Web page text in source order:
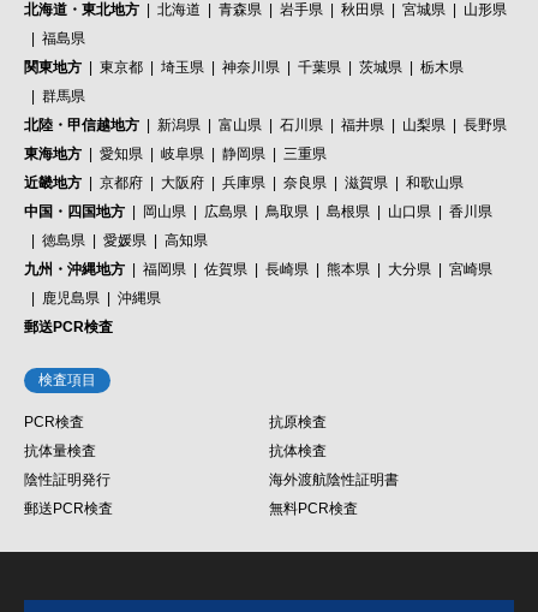
北海道・東北地方 北海道 青森県 岩手県 秋田県 宮城県
山形県
福島県
関東地方
東京都 埼玉県 神奈川県 千葉県 茨城県
栃木県
群馬県
北陸・甲信越地方
新潟県 富山県 石川県 福井県 山梨県
長野県
東海地方
愛知県 岐阜県 静岡県
三重県
近畿地方
京都府 大阪府 兵庫県 奈良県 滋賀県
和歌山県
中国・四国地方
岡山県 広島県 鳥取県 島根県 山口県
香川県
徳島県
愛媛県
高知県
九州・沖縄地方
福岡県 佐賀県 長崎県 熊本県 大分県
宮崎県
鹿児島県
沖縄県
郵送PCR検査
検査項目
PCR検査
抗原検査
抗体量検査
抗体検査
陰性証明発行
海外渡航陰性証明書
郵送PCR検査
無料PCR検査